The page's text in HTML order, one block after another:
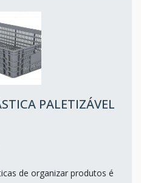
PALETIZÁVEL
de organizar produtos é